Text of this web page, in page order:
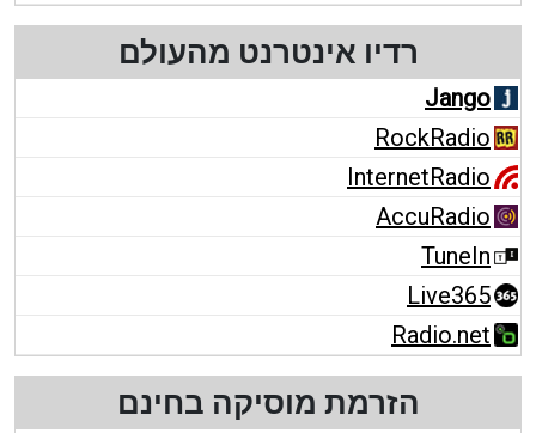
רדיו אינטרנט מהעולם
Jango
RockRadio
InternetRadio
AccuRadio
TuneIn
Live365
Radio.net
הזרמת מוסיקה בחינם